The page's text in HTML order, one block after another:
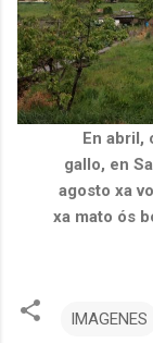
En abril,
gallo, en
agosto xa
xa mato ós
IMAGENES